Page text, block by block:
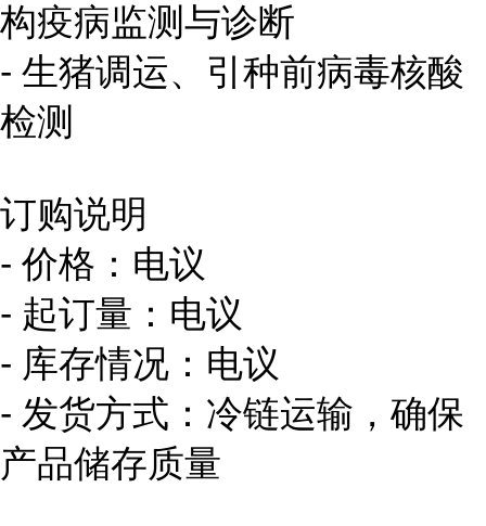
构疫病监测与诊断
- 生猪调运、引种前病毒核酸
检测
订购说明
- 价格：电议
- 起订量：电议
- 库存情况：电议
- 发货方式：冷链运输，确保
产品储存质量